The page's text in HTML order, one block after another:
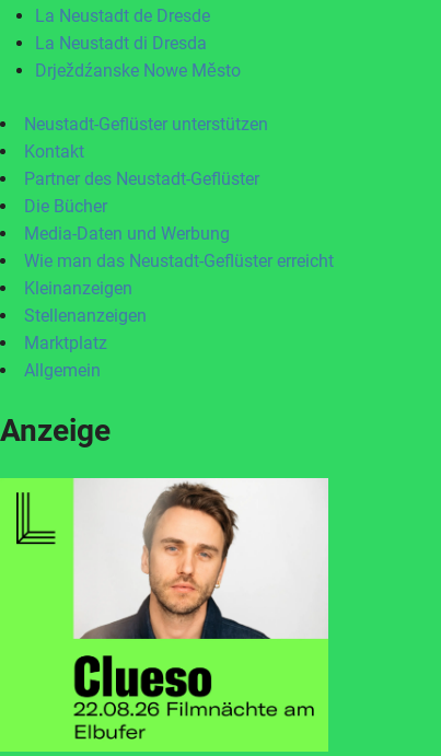
La Neustadt de Dresde
La Neustadt di Dresda
Drježdźanske Nowe Město
Neustadt-Geflüster unterstützen
Kontakt
Partner des Neustadt-Geflüster
Die Bücher
Media-Daten und Werbung
Wie man das Neustadt-Geflüster erreicht
Kleinanzeigen
Stellenanzeigen
Marktplatz
Allgemein
Anzeige